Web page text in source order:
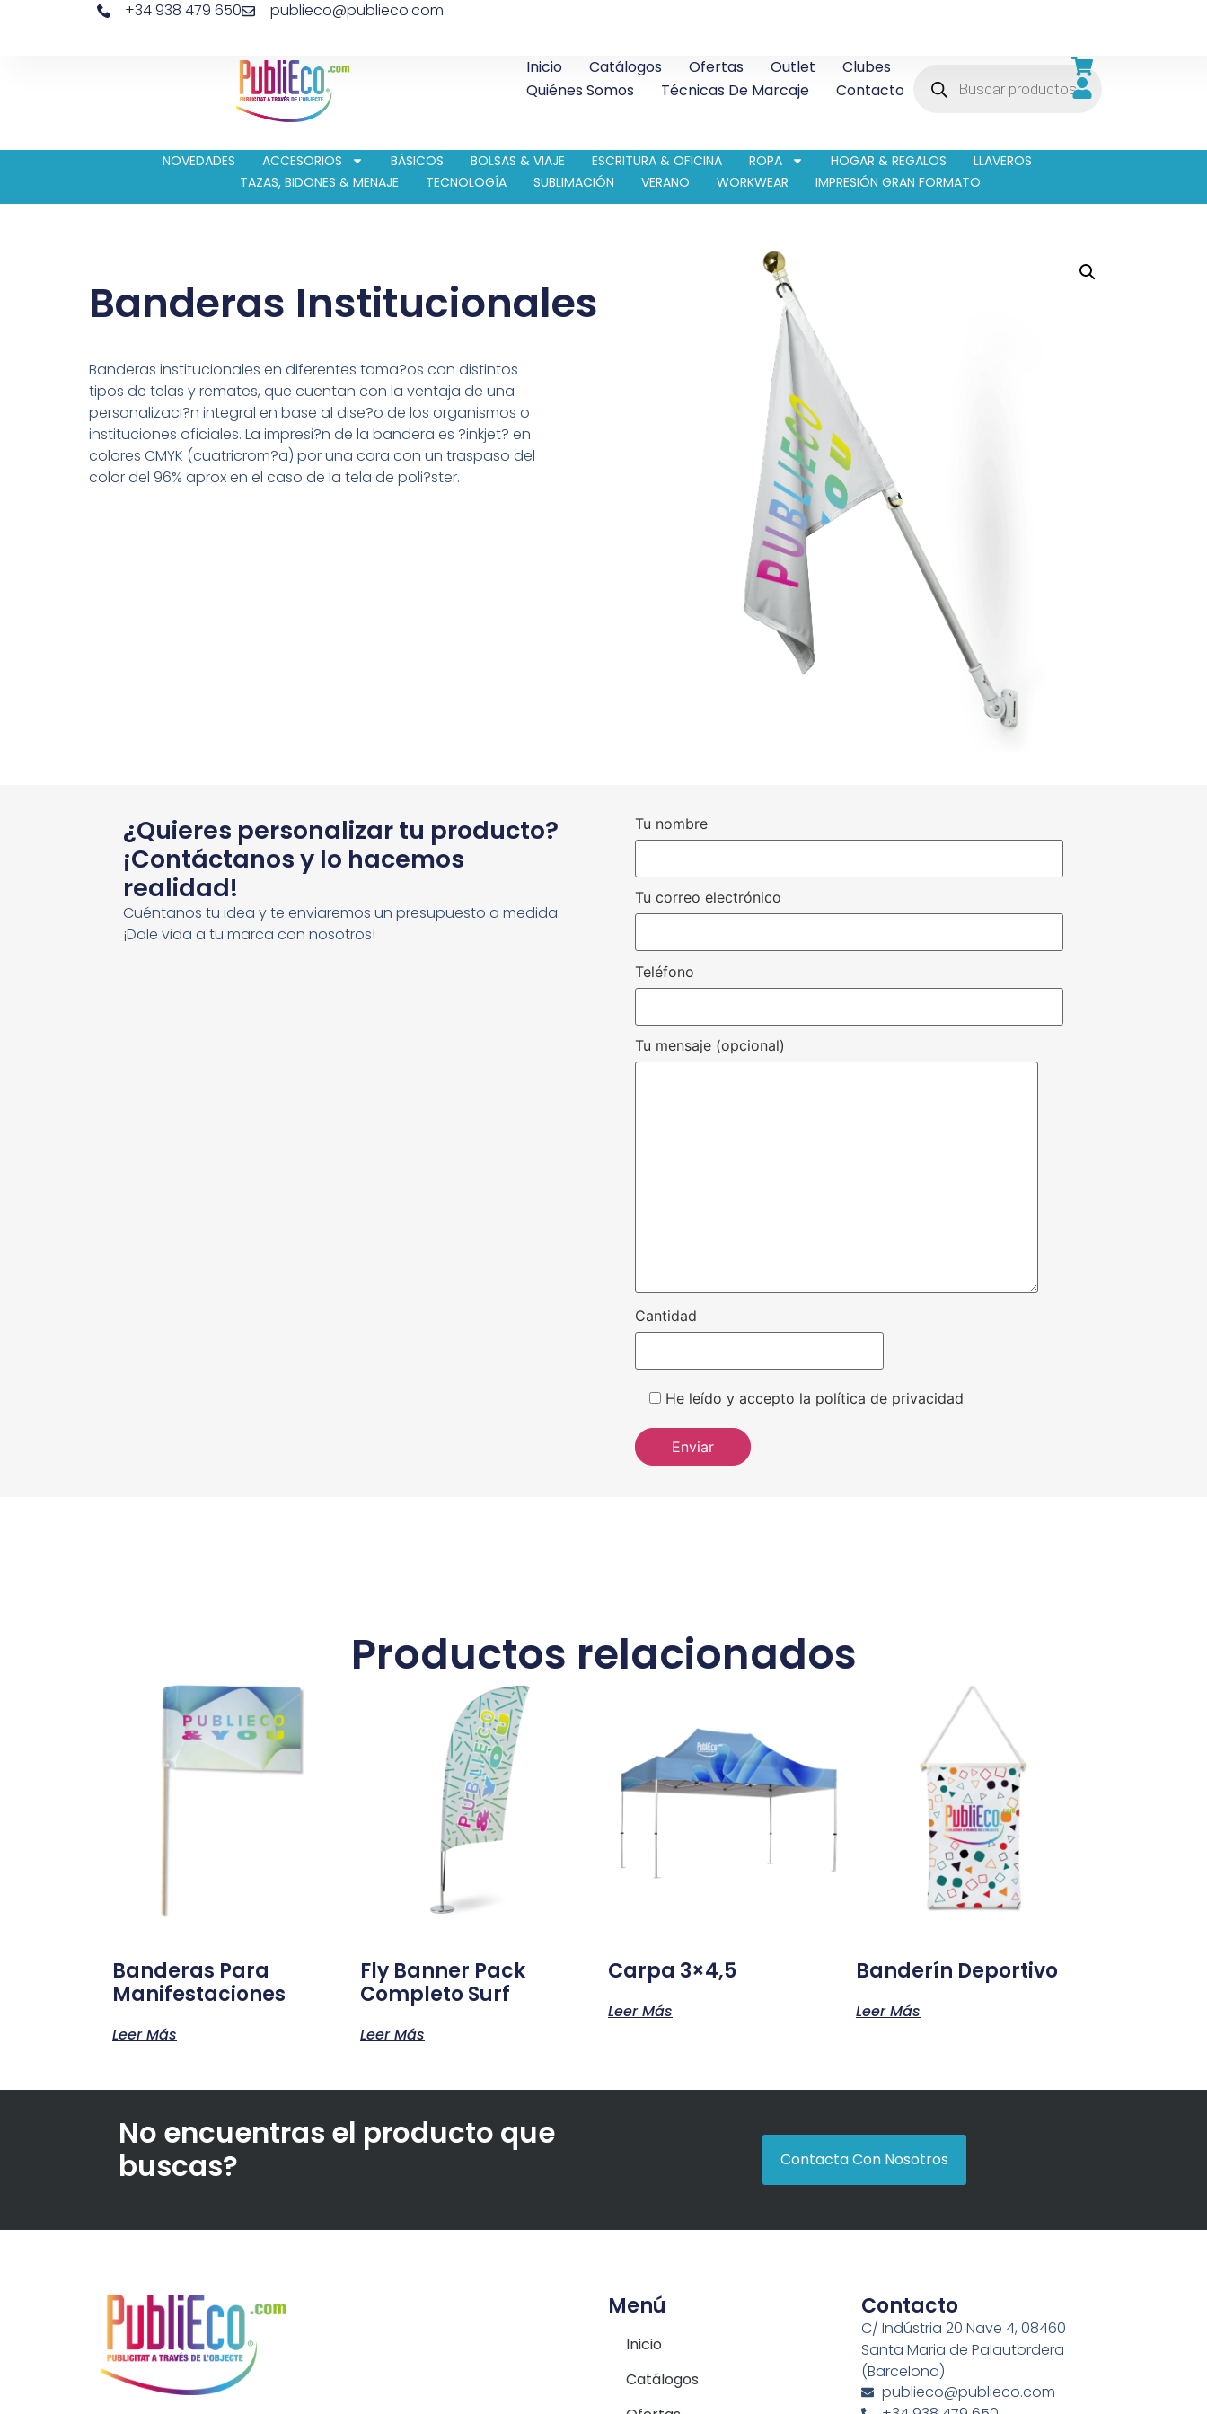
+34 938 479 650 publieco@publieco.com
Inicio Catálogos Ofertas Outlet
Clubes
Quiénes Somos
Técnicas De Marcaje Contacto
NOVEDADES ACCESORIOS BÁSICOS BOLSAS & VIAJE ESCRITURA & OFICINA ROPA HOGAR & REGALOS
LLAVEROS
TAZAS, BIDONES & MENAJE
TECNOLOGÍA SUBLIMACIÓN VERANO WORKWEAR IMPRESIÓN GRAN FORMATO
Banderas Institucionales
Banderas institucionales en diferentes tama?os con distintos
tipos de telas y remates, que cuentan con la ventaja de una
personalizaci?n integral en base al dise?o de los organismos o
instituciones oficiales. La impresi?n de la bandera es ?inkjet? en
colores CMYK (cuatricrom?a) por una cara con un traspaso del
color del 96% aprox en el caso de la tela de poli?ster.
¿Quieres personalizar tu producto?
¡Contáctanos y lo hacemos
realidad!
Cuéntanos tu idea y te enviaremos un presupuesto a medida.
¡Dale vida a tu marca con nosotros!
Tu nombre
Tu correo electrónico
Teléfono
Tu mensaje (opcional)
Cantidad
He leído y accepto la política de privacidad
Productos relacionados
Banderas Para
Manifestaciones
Leer Más
Fly Banner Pack
Completo Surf
Leer Más
Carpa 3×4,5
Leer Más
Banderín Deportivo
Leer Más
No encuentras el producto que
buscas?
Contacta Con Nosotros
Menú
Inicio
Catálogos
Contacto
C/ Indústria 20 Nave 4, 08460
Santa Maria de Palautordera
(Barcelona)
publieco@publieco.com